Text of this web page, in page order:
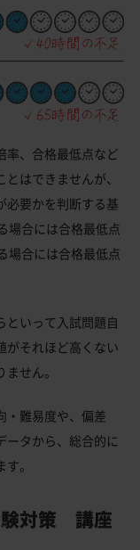
率、合格最低点など
はできませんが、
必要かを判断する基
場合には合格最低点
場合には合格最低点
といって入試問題自
がそれほど高くない
せん。
・難易度や、偏差
ータから、総合的に
。
験対策 講座